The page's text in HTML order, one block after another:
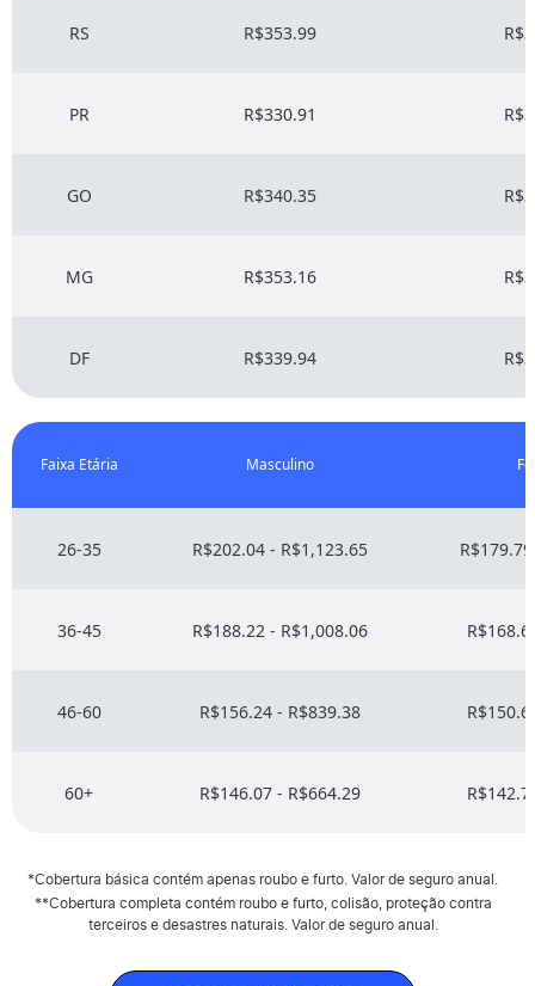
RS R$353.99
PR R$330.91
GO R$340.35
MG R$353.16
DF R$339.94
Faixa Etária Masculino
26-35 R$202.04 - R$1,123.65
36-45 R$188.22 - R$1,008.06
46-60 R$156.24 - R$839.38
60+ R$146.07 - R$664.29
*Cobertura básica contém apenas roubo e furto. Valor de seguro anual.
**Cobertura completa contém roubo e furto, colisão, proteção contra
terceiros e desastres naturais. Valor de seguro anual.